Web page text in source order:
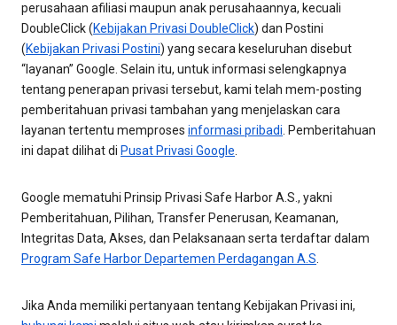
perusahaan afiliasi maupun anak perusahaannya, kecuali
DoubleClick (Kebijakan Privasi DoubleClick) dan Postini
(Kebijakan Privasi Postini) yang secara keseluruhan disebut
“layanan” Google. Selain itu, untuk informasi selengkapnya
tentang penerapan privasi tersebut, kami telah mem-posting
pemberitahuan privasi tambahan yang menjelaskan cara
layanan tertentu memproses informasi pribadi . Pemberitahuan
ini dapat dilihat di Pusat Privasi Google
Google mematuhi Prinsip Privasi Safe Harbor A.S., yakni
Pemberitahuan, Pilihan, Transfer Penerusan, Keamanan,
Integritas Data, Akses, dan Pelaksanaan serta terdaftar dalam
Program Safe Harbor Departemen Perdagangan A.S
Jika Anda memiliki pertanyaan tentang Kebijakan Privasi ini,